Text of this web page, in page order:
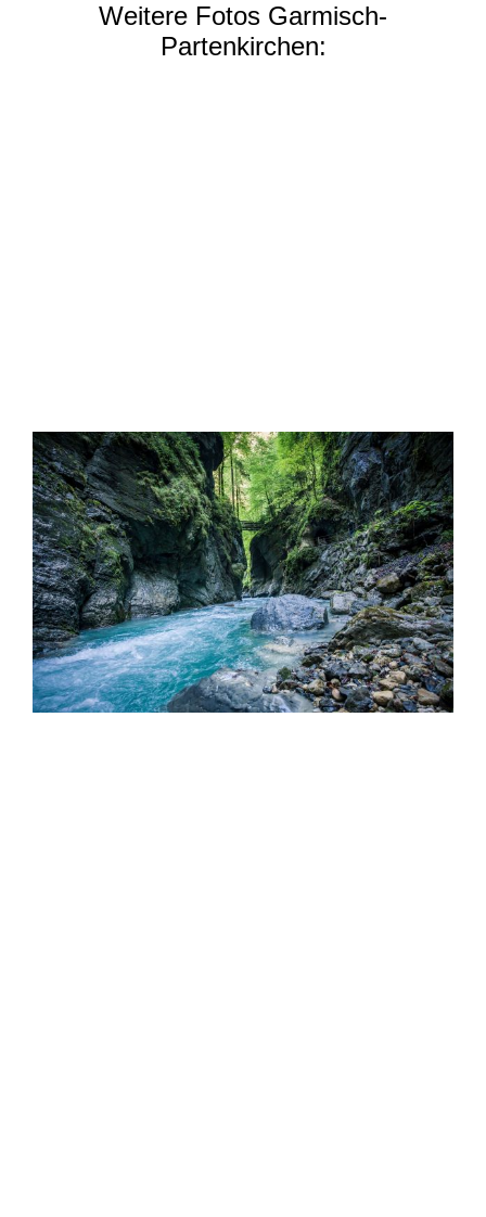
Weitere Fotos Garmisch-
Partenkirchen: